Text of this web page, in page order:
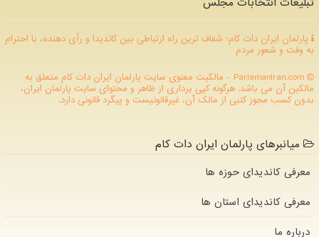
پارلمان ایران دات کام؛ شفاف ترین راه ارتباطی بین کاندیدا و رأی دهنده، با احترام
به وقت و شعور مردم
ParlemanIran.com - مالکیت معنوی سایت پارلمان ایران دات كام متعلق به
مالکین آن می باشد. هرگونه کپی برداری از ظاهر و محتوای سایت پارلمان ایران،
بدون کسب مجوز کتبی از مالک آن، غیرقانونیست و پیگرد قانونی دارد.
میانبرهای پارلمان ایران دات کام
معرفی کاندیدای حوزه ها
معرفی کاندیدای استان ها
درباره ما